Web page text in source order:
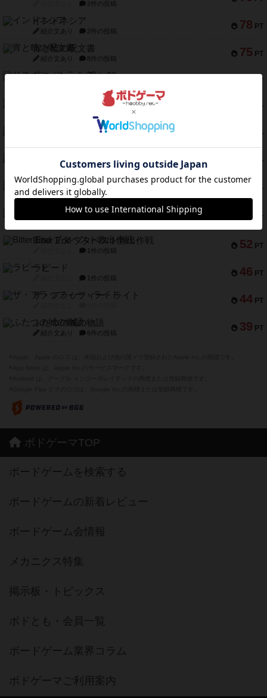
2件の投稿
78 PT
インドネシア
紹介文あり 2件の投稿
75 PT
宵と暁の呪文書
紹介文あり 8件の投稿
PT
リスボン・トラム 28
PT
PT
PT
紹介文なし 1件の投稿
PT
スモールワールド
紹介文あり 13件の投稿
58 PT
ギャンブラー
52 PT
Bitter End ブタペスト救出作戦
1件の投稿
46 PT
ラピード
1件の投稿
44 PT
ザ・フラッフィー・ライト
39 PT
ふたつの城の物語
紹介文あり 6件の投稿
ボドゲーマTOP
ボードゲームを検索する
ボードゲームの新着レビュー
ボードゲーム会情報
メカニクス特集
掲示板・トピックス
ボドとも・会員一覧
ボードゲーム業界コラム
ボドゲーマご利用案内